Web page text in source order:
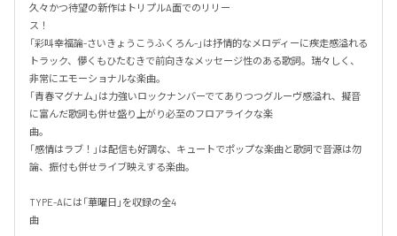
久々かつ待望の新作はトリプルA面でのリリー
ス
「彩叫幸福論-さいきょうこうふくろん-」は抒情的なメロディーに疾走感溢れる
トラック、儚くもひたむきで前向きなメッセージ性のある歌詞。瑞々しく、
非常にエモーショナルな楽曲。
「青春マグナム」は力強いロックナンバーでてありつつグルーヴ感溢れ、擬音
に富んだ歌詞も併せ盛り上がり必至のフロアライクな楽
曲
「感情はラブ！」は配信も好調な、キュートでポップな楽曲と歌詞で音源は勿
論、振付も併せライブ映えする楽曲。
TYPE-Aには「華曜日」を収録の全4
曲